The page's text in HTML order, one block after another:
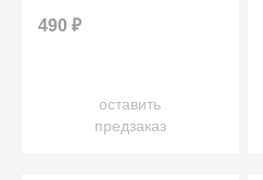
делает их превосходными
неприятностей.
490₽
оставить
предзаказ